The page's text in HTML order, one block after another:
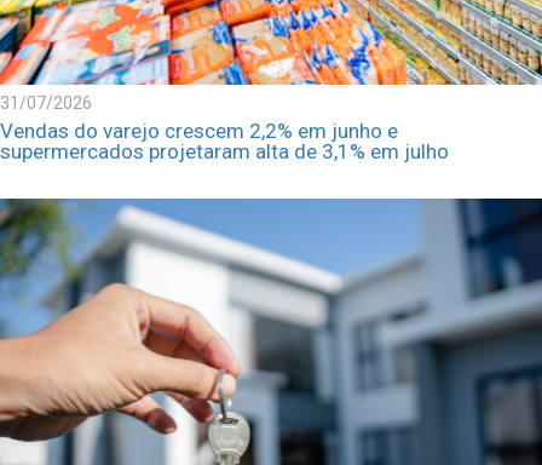
31/07/2026
Vendas do varejo crescem 2,2% em junho e
supermercados projetaram alta de 3,1% em julho